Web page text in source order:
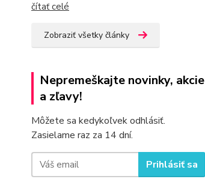
čítať celé
Zobraziť všetky články
Nepremeškajte novinky, akcie
a zľavy!
Môžete sa kedykoľvek odhlásiť.
Zasielame raz za 14 dní.
Prihlásiť sa